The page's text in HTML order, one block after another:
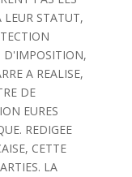
LEUR STATUT,
D'IMPOSITION,
A REALISE,
DE
EURES
REDIGEE
CETTE
LA